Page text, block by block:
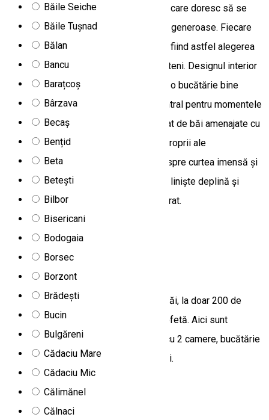
Băile Seiche
Băile Tușnad
Bălan
Bancu
Barațcoș
Bârzava
Becaș
Bențid
Beta
Betești
Bilbor
Bisericani
Bodogaia
Borsec
Borzont
Brădești
Bucin
Bulgăreni
Cădaciu Mare
Cădaciu Mic
Călimănel
Călnaci
modern și apropiat de natură pentru cei care doresc să se
relaxeze, îmbinând confortul cu spațiile generoase. Fiecare
casă dispune de șase locuri de cazare, fiind astfel alegerea
ideală pentru familii sau grupuri de prieteni. Designul interior
este definit de un living spațios, unit cu o bucătărie bine
echipată, care servește drept punct central pentru momentele
petrecute împreună, totul fiind completat de băi amenajate cu
gust și o atmosferă plăcută. Terasele proprii ale
apartamentelor oferă o vedere directă spre curtea imensă și
plină de verdeață, asigurând oaspeților liniște deplină și
posibilitatea de a se bucura de aerul curat.
Miercurea Ciuc, Romania
Apartament
Apartamente Ildis
Unitatea de cazare se află în Harghita Băi, la doar 200 de
metri de pârtie și la 500 de metri de mofetă. Aici sunt
disponibile două apartamente, fiecare cu 2 camere, bucătărie
și baie, pregătite să primească oaspeții.
Harghita-Băi 26/A
Apartament